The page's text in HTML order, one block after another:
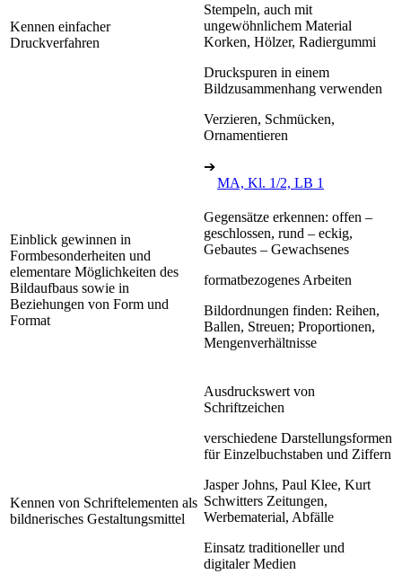
Kennen einfacher
Druckverfahren
Stempeln, auch mit
ungewöhnlichem Material
Korken, Hölzer, Radiergummi
Druckspuren in einem
Bildzusammenhang verwenden
Verzieren, Schmücken,
Ornamentieren
➔
MA, Kl. 1/2, LB 1
Einblick gewinnen in
Formbesonderheiten und
elementare Möglichkeiten des
Bildaufbaus sowie in
Beziehungen von Form und
Format
Gegensätze erkennen: offen –
geschlossen, rund – eckig,
Gebautes – Gewachsenes
formatbezogenes Arbeiten
Bildordnungen finden: Reihen,
Ballen, Streuen; Proportionen,
Mengenverhältnisse
Kennen von Schriftelementen als
bildnerisches Gestaltungsmittel
Ausdruckswert von
Schriftzeichen
verschiedene Darstellungsformen
für Einzelbuchstaben und Ziffern
Jasper Johns, Paul Klee, Kurt
Schwitters Zeitungen,
Werbematerial, Abfälle
Einsatz traditioneller und
digitaler Medien